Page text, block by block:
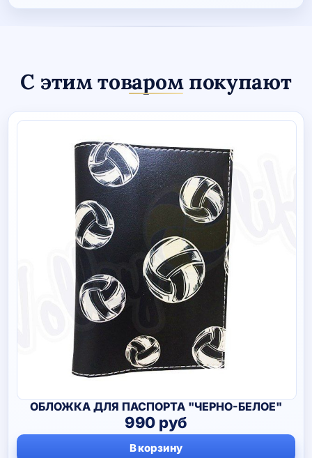
С этим товаром покупают
ОБЛОЖКА ДЛЯ ПАСПОРТА "ЧЕРНО-БЕЛОЕ"
990 руб
В корзину